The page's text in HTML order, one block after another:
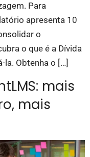
Para
apresenta 10
o
o que é a Dívida
la. Obtenha o […]
mais
mais